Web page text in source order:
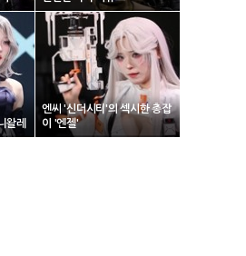
왈레
엔씨 '신더시티'의 섹시한 총잡
이 '엔젤'